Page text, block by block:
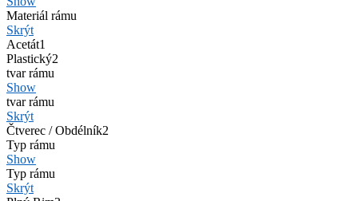
Materiál rámu
Skrýt
Acetát1
Plastický2
tvar rámu
Show
tvar rámu
Skrýt
Čtverec / Obdélník2
Typ rámu
Show
Typ rámu
Skrýt